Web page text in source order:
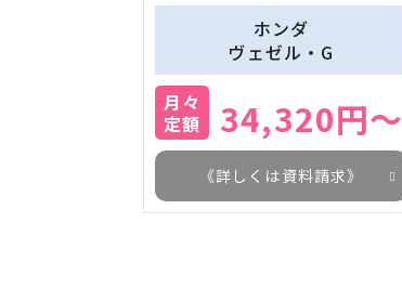
ホンダ
ヴェゼル・G
月々
定額
34,320円～
《詳しくは資料請求》